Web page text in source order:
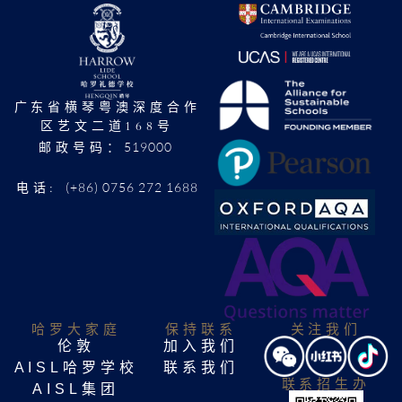
广东省横琴粤澳深度合作
区艺文二道168号
邮政号码： 519000
电话: (+86) 0756 272 1688
哈罗大家庭​
伦敦
AISL哈罗学校
AISL集团
保持联系
加入我们
联系我们
关注我们
联系招生办